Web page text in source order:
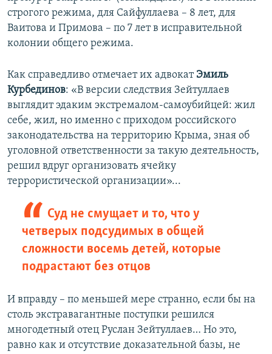
строгого режима, для Сайфуллаева – 8 лет, для
Ваитова и Примова – по 7 лет в исправительной
колонии общего режима.
Как справедливо отмечает их адвокат Эмиль
Курбединов: «В версии следствия Зейтуллаев
выглядит эдаким экстремалом-самоубийцей: жил
себе, жил, но именно с приходом российского
законодательства на территорию Крыма, зная об
уголовной ответственности за такую деятельность,
решил вдруг организовать ячейку
террористической организации»...
Суд не смущает и то, что у
четверых подсудимых в общей
сложности восемь детей, которые
подрастают без отцов
И вправду – по меньшей мере странно, если бы на
столь экстравагантные поступки решился
многодетный отец Руслан Зейтуллаев… Но это,
равно как и отсутствие доказательной базы, не